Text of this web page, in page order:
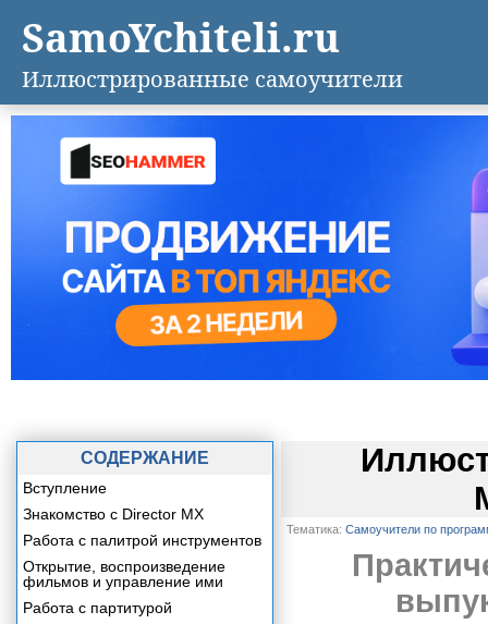
Тематика: Самоучители по
СОДЕРЖАНИЕ
Вступление
Знакомство с Director MX
Работа с палитрой инструментов
Открытие, воспроизведение
фильмов и управление ими
Работа с партитурой
SamoYchiteli.ru
Иллюстрированные самоучители